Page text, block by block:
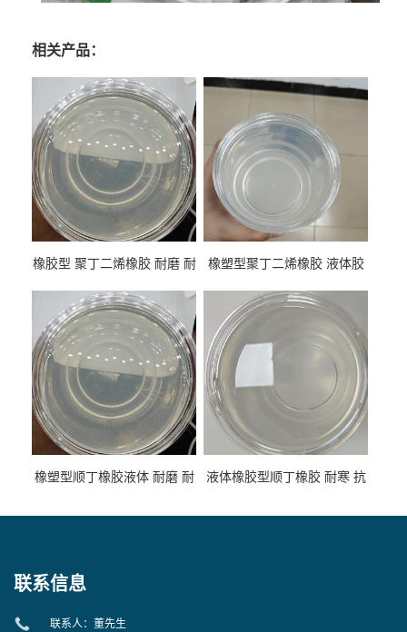
相关产品：
橡胶型 聚丁二烯橡胶 耐磨 耐
性
橡塑型聚丁二烯橡胶 液体胶
专用
橡塑型顺丁橡胶液体 耐磨 耐
液体橡胶型顺丁橡胶 耐寒 抗
联系信息
联系人：董先生